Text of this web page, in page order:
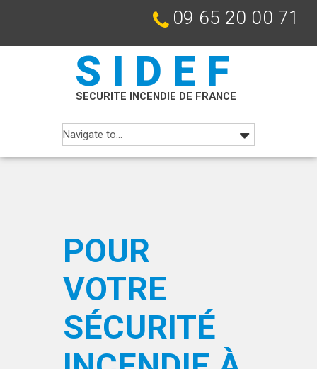
09 65 20 00 71
SIDEF
SECURITE INCENDIE DE FRANCE
POUR
VOTRE
SÉCURITÉ